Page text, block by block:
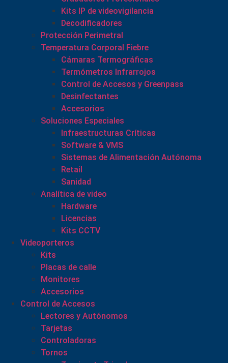
Kits IP de videovigilancia
Decodificadores
Protección Perimetral
Temperatura Corporal Fiebre
Cámaras Termográficas
Termómetros Infrarrojos
Control de Accesos y Greenpass
Desinfectantes
Accesorios
Soluciones Especiales
Infraestructuras Críticas
Software & VMS
Sistemas de Alimentación Autónoma
Retail
Sanidad
Analítica de video
Hardware
Licencias
Kits CCTV
Videoporteros
Kits
Placas de calle
Monitores
Accesorios
Control de Accesos
Lectores y Autónomos
Tarjetas
Controladoras
Tornos